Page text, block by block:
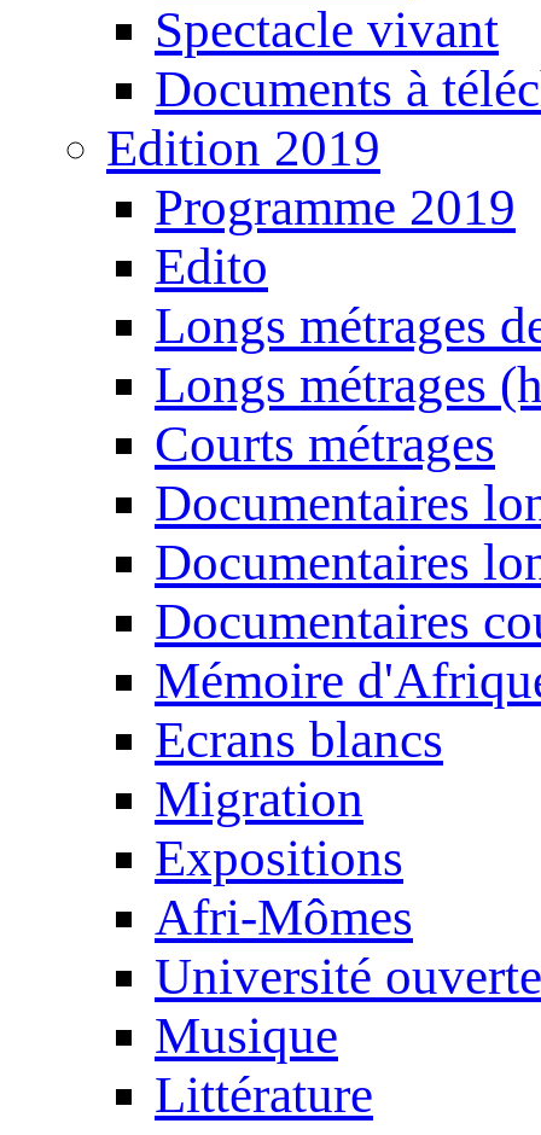
Spectacle vivant
Documents à
Edition 2019
Programme 2019
Edito
Longs métrages
Longs métrages
Courts métrages
Documentaires
Documentaires
Documentaires
Mémoire
Ecrans blancs
Migration
Expositions
Afri-Mômes
Université ouverte
Musique
Littérature